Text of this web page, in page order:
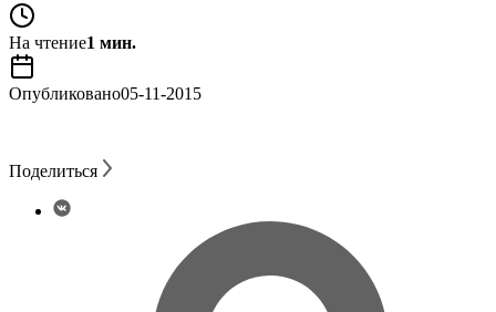
На чтение1 мин.
Опубликовано05-11-2015
Поделиться